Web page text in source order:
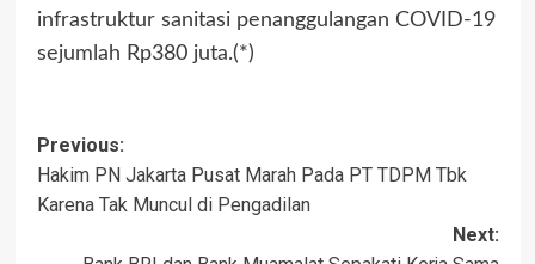
infrastruktur sanitasi penanggulangan COVID-19
sejumlah Rp380 juta.(*)
Previous:
Hakim PN Jakarta Pusat Marah Pada PT TDPM Tbk
Karena Tak Muncul di Pengadilan
Next: